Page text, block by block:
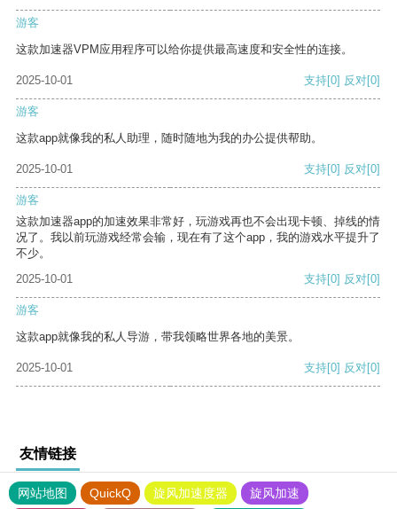
游客
这款加速器VPM应用程序可以给你提供最高速度和安全性的连接。
2025-10-01 支持[0] 反对[0]
游客
这款app就像我的私人助理，随时随地为我的办公提供帮助。
2025-10-01 支持[0] 反对[0]
游客
这款加速器app的加速效果非常好，玩游戏再也不会出现卡顿、掉线的情
况了。我以前玩游戏经常会输，现在有了这个app，我的游戏水平提升了
不少。
2025-10-01
支持[0] 反对[0]
游客
这款app就像我的私人导游，带我领略世界各地的美景。
2025-10-01 支持[0] 反对[0]
友情链接
网站地图 QuickQ 旋风加速度器 旋风加速